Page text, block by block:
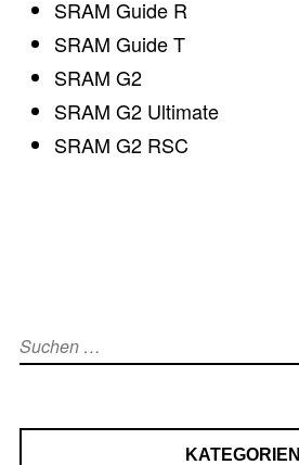
SRAM Guide R
SRAM Guide T
SRAM G2
SRAM G2 Ultimate
SRAM G2 RSC
Suchen
KATEGORIEN